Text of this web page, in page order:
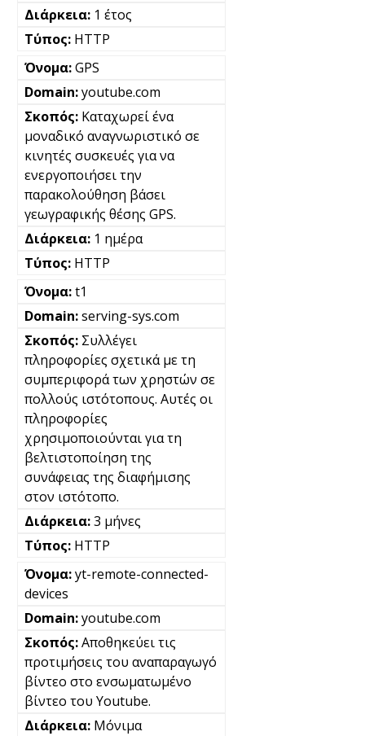
1 έτος
HTTP
GPS
youtube.com
Καταχωρεί ένα
μοναδικό αναγνωριστικό σε
κινητές συσκευές για να
ενεργοποιήσει την
παρακολούθηση βάσει
γεωγραφικής θέσης GPS.
1 ημέρα
HTTP
t1
serving-sys.com
Συλλέγει
πληροφορίες σχετικά με τη
συμπεριφορά των χρηστών σε
πολλούς ιστότοπους. Αυτές οι
πληροφορίες
χρησιμοποιούνται για τη
βελτιστοποίηση της
συνάφειας της διαφήμισης
στον ιστότοπο.
3 μήνες
HTTP
yt-remote-connected-
devices
youtube.com
Αποθηκεύει τις
προτιμήσεις του αναπαραγωγό
βίντεο στο ενσωματωμένο
βίντεο του Youtube.
Μόνιμα